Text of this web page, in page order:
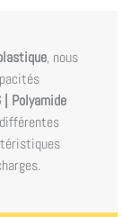
, nous
| Polyamide